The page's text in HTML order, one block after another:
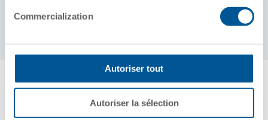
Commercialization
Autoriser tout
Autoriser la sélection
cendres volantes, produits lourds et denses